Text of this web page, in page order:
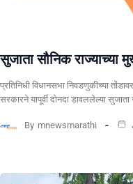
सुजाता सौनिक राज्याच्या
प्रतिनिधी विधानसभा निवडणुकीच्या
सरकारने यापूर्वी दोनदा डावललेल्या सुजाता
By mnewsmarathi